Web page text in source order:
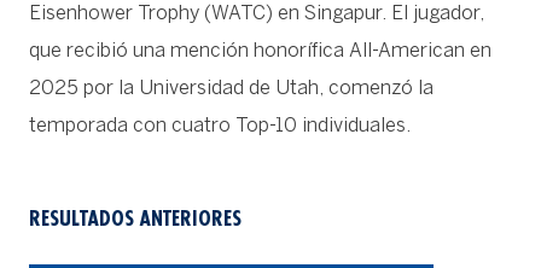
Eisenhower Trophy (WATC) en Singapur. El jugador,
que recibió una mención honorífica All-American en
2025 por la Universidad de Utah, comenzó la
temporada con cuatro Top-10 individuales.
RESULTADOS ANTERIORES